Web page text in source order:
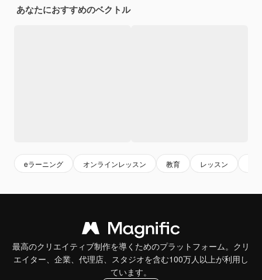
あなたにおすすめのベクトル
eラーニング オンラインレッスン 教育 レッスン
最高のクリエイティブ制作を導くためのプラットフォーム。クリ
エイター、企業、代理店、スタジオを含む100万人以上が利用し
ています。